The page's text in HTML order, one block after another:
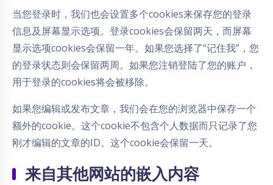
当您登录时，我们也会设置多个cookies来保存您的登录
信息及屏幕显示选项。登录cookies会保留两天，而屏幕
显示选项cookies会保留一年。如果您选择了“记住我”，您
的登录状态则会保留两周。如果您注销登陆了您的账户，
用于登录的cookies将会被移除。
如果您编辑或发布文章，我们会在您的浏览器中保存一个
额外的cookie。这个cookie不包含个人数据而只记录了您
刚才编辑的文章的ID。这个cookie会保留一天。
来自其他网站的嵌入内容